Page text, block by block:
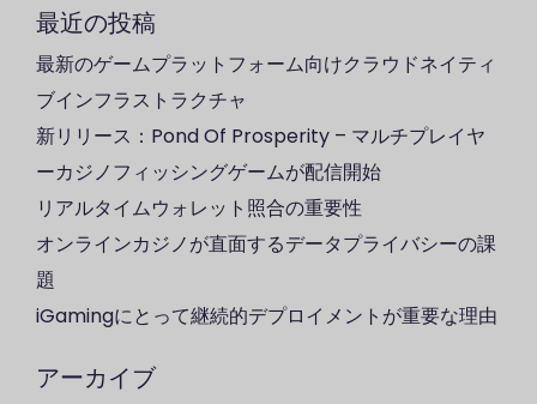
ー
シ
ョ
ン
最近の投稿
最新のゲームプラットフォーム向けクラウドネイティ
ブインフラストラクチャ
新リリース：Pond Of Prosperity – マルチプレイヤ
ーカジノフィッシングゲームが配信開始
リアルタイムウォレット照合の重要性
オンラインカジノが直面するデータプライバシーの課
題
iGamingにとって継続的デプロイメントが重要な理由
アーカイブ